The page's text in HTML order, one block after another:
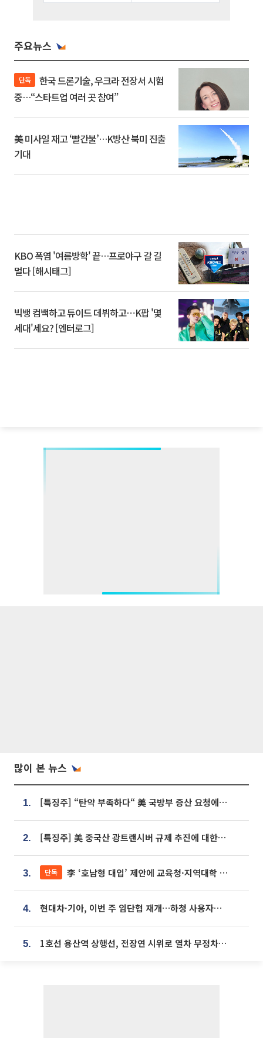
주요뉴스
단독
중…“스타트업 여러 곳 참여”
美 미사일 재고 ‘빨간불’…K방산 북미 진출
기대
KBO 폭염 '여름방학' 끝…프로야구 갈 길
멀다 [해시태그]
빅뱅 컴백하고 튜이드 데뷔하고⋯K팝 '몇
세대'세요? [엔터로그]
많이 본 뉴스
1. [특징주] “탄약 부족하다“ 美 국방부 증산 요청에⋯국내 방산주 급등세
2. [특징주] 美 중국산 광트랜시버 규제 추진에 대한광통신 등 광통신株 강세
3. 단독 李 ‘호남형 대입’ 제안에 교육청·지역대학 서·논술형 입시 연계 '착수'
4. 현대차·기아, 이번 주 임단협 재개…하청 사용자성 재심도 ‘변수’
5. 1호선 용산역 상행선, 전장연 시위로 열차 무정차 운행